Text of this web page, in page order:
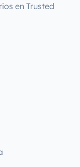
en Trusted